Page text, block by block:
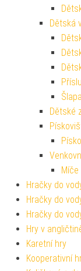
Dětská
Dětské
Hračky do
Hračky do
Hračky do
Hry v
Karetní hry
Kooperativní